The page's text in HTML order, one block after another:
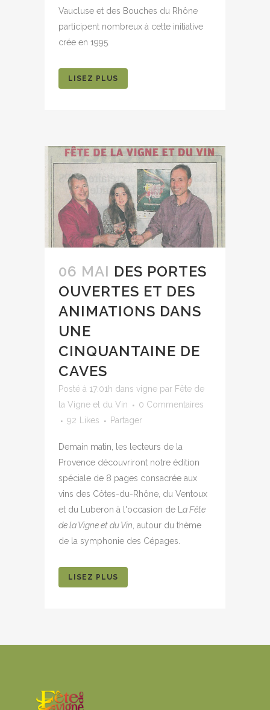
Vaucluse et des Bouches du Rhône
participent nombreux à cette initiative
crée en 1995.
LISEZ PLUS
06 MAI DES PORTES
OUVERTES ET DES
ANIMATIONS DANS
UNE
CINQUANTAINE DE
CAVES
Posté à 17:01h dans vigne par Fête de
la Vigne et du Vin
0 Commentaires
92 Likes Partager
Demain matin, les lecteurs de la
Provence découvriront notre édition
spéciale de 8 pages consacrée aux
vins des Côtes-du-Rhône, du Ventoux
et du Luberon à l'occasion de La Fête
de la Vigne et du Vin, autour du thème
de la symphonie des Cépages.
LISEZ PLUS